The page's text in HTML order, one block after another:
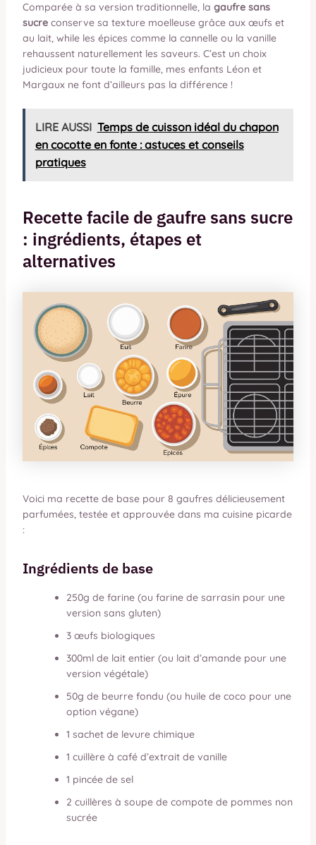
Comparée à sa version traditionnelle, la gaufre sans
sucreconserve sa texture moelleuse grâce aux œufs et
au lait, while les épices comme la cannelle ou la vanille
rehaussent naturellement les saveurs. C’est un choix
judicieux pour toute la famille, mes enfants Léon et
Margaux ne font d’ailleurs pas la différence !
LIRE AUSSI Temps de cuisson idéal du chapon
en cocotte en fonte : astuces et conseils
pratiques
Recette facile de gaufre sans sucre
: ingrédients, étapes et
alternatives
Voici ma recette de base pour 8 gaufres délicieusement
parfumées, testée et approuvée dans ma cuisine picarde
:
Ingrédients de base
250g de farine (ou farine de sarrasin pour une
version sans gluten)
3 œufs biologiques
300ml de lait entier (ou lait d’amande pour une
version végétale)
50g de beurre fondu (ou huile de coco pour une
option végane)
1 sachet de levure chimique
1 cuillère à café d’extrait de vanille
1 pincée de sel
2 cuillères à soupe de compote de pommes non
sucrée